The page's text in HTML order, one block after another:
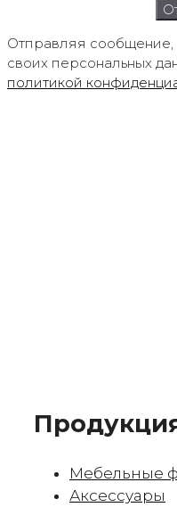
Отправляя сообщение,
своих персональных
политикой
Мебельные
Аксессуары